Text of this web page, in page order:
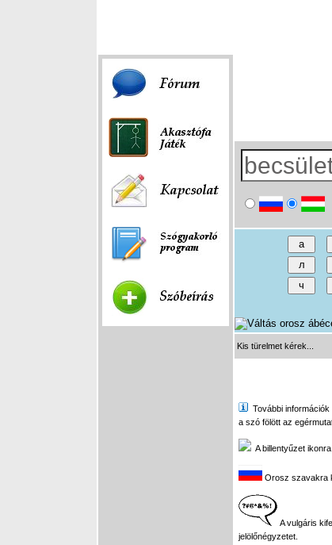
Kis türelmet kérek...
További
a szó fölött az
A billentyűzet
Orosz szavakra
A vulgáris
jelölőnégyzetet.